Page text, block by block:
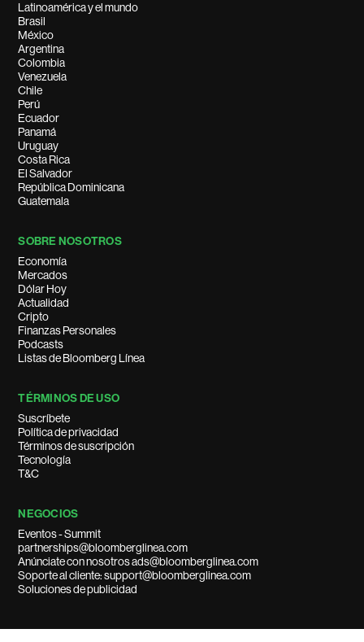
Latinoamérica y el mundo
Brasil
México
Argentina
Colombia
Venezuela
Chile
Perú
Ecuador
Panamá
Uruguay
Costa Rica
El Salvador
República Dominicana
Guatemala
SOBRE NOSOTROS
Economía
Mercados
Dólar Hoy
Actualidad
Cripto
Finanzas Personales
Podcasts
Listas de Bloomberg Línea
TÉRMINOS DE USO
Suscríbete
Política de privacidad
Términos de suscripción
Tecnología
T&C
NEGOCIOS
Eventos - Summit
partnerships@bloomberglinea.com
Anúnciate con nosotros ads@bloomberglinea.com
Soporte al cliente: support@bloomberglinea.com
Soluciones de publicidad